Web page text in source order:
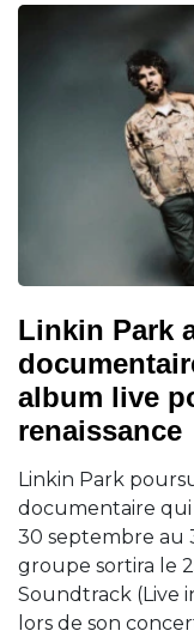
Linkin Park
album live
renaissance
Linkin Park
documentaire qui
30 septembre au
groupe sortira le
Soundtrack (Live
lors de son